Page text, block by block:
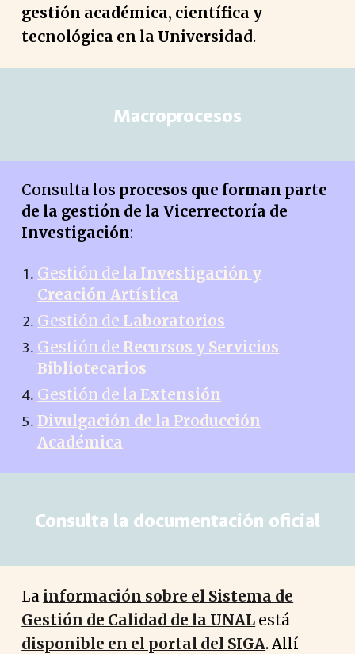
gestión académica, científica y
tecnológica en la Universidad.
Macroprocesos
Consulta los procesos que forman parte
de la gestión de la Vicerrectoría de
Investigación:
Gestión de la Investigación y
Creación Artística
Gestión de Laboratorios
Gestión de Recursos y Servicios
Bibliotecarios
Gestión de laExtensión
Divulgación de la Producción
Académica
Consulta la documentación oficial
La información sobre el Sistema de
Gestión de Calidad de la UNAL está
disponible en el portal del SIGA. Allí